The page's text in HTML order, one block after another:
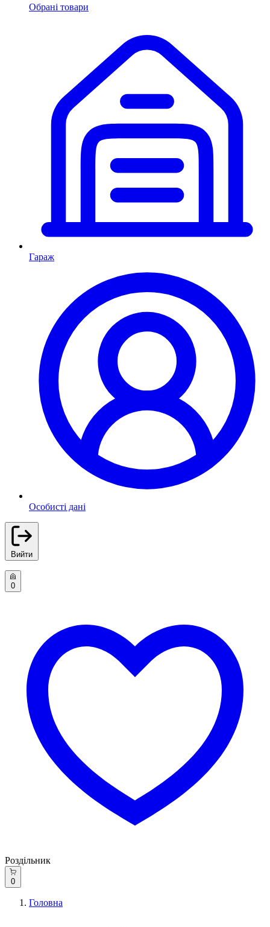
Обрані товари
Гараж
Особисті дані
Вийти
0
Роздільник
0
Головна